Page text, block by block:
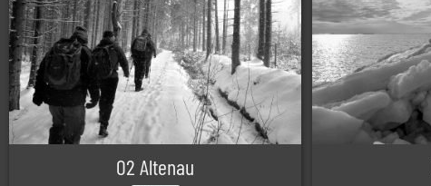
02 Altenau